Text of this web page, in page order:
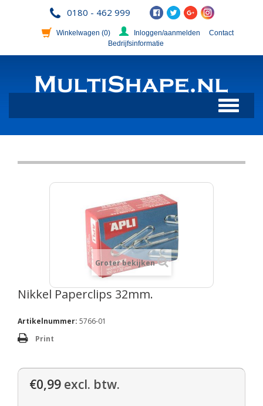
0180 - 462 999
Winkelwagen (0) Inloggen/aanmelden
Contact
Bedrijfsinformatie
Toggle
navigation
Groter bekijken
Nikkel Paperclips 32mm.
Artikelnummer: 5766-01
Print
€0,99 excl. btw.